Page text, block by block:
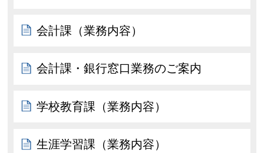
会計課（業務内容）
会計課・銀行窓口業務のご案内
学校教育課（業務内容）
生涯学習課（業務内容）